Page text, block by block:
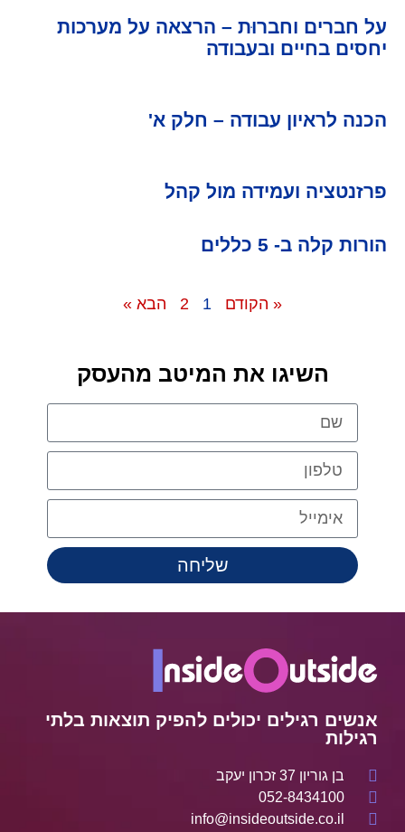
על חברים וחברוּת – הרצאה על מערכות
יחסים בחיים ובעבודה
הכנה לראיון עבודה – חלק א'
פרזנטציה ועמידה מול קהל
הורות קלה ב- 5 כללים
« הקודם 1
2 הבא »
השיגו את המיטב מהעסק
שליחה
אנשים רגילים יכולים להפיק תוצאות בלתי
רגילות
בן גוריון 37 זכרון יעקב
052-8434100
info@insideoutside.co.il